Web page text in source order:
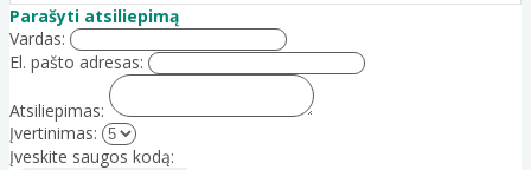
Parašyti atsiliepimą
Vardas:
El. pašto adresas:
Atsiliepimas:
Įvertinimas:
Įveskite saugos kodą: